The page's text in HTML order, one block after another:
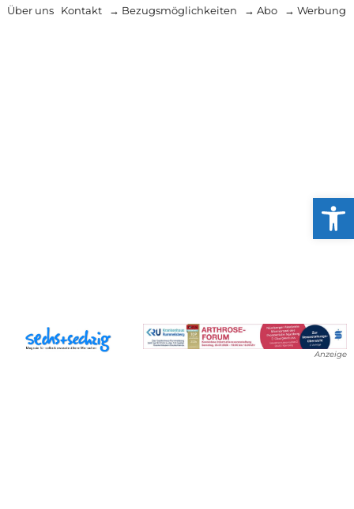
Über uns Kontakt → Bezugsmöglichkeiten → Abo → Werbung
Anzeige